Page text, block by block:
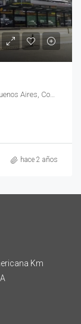
2200, Avenida Cabildo, Barrio Chino, Belgrano, Buenos Aires, Comuna 13, Ciudad Autónoma de Buenos Aires, C1428AAQ, Argentina
hace 2 años
Km